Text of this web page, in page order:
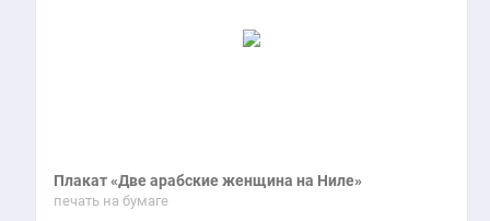
Плакат «Две арабские женщина на Ниле»
печать на бумаге